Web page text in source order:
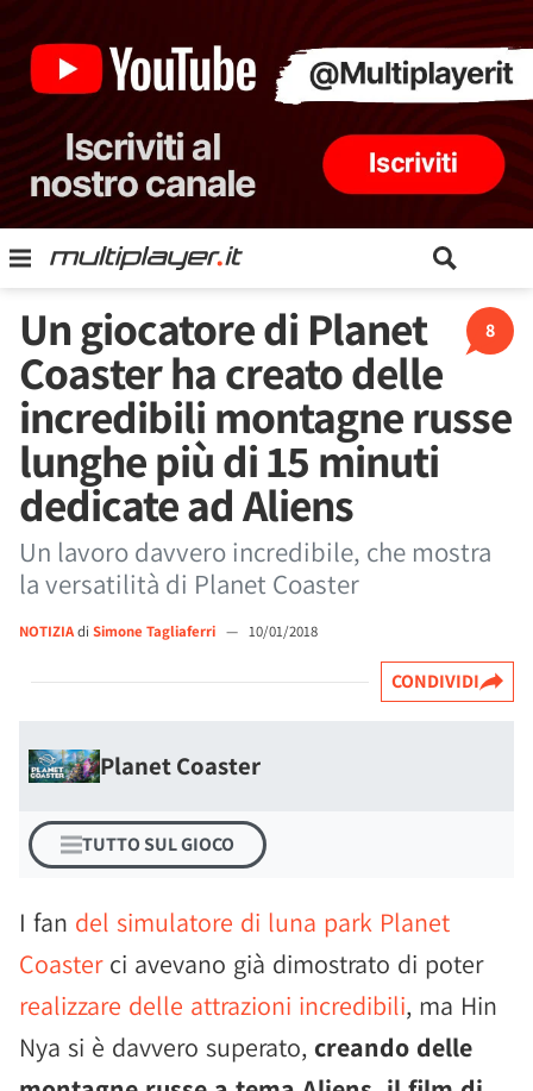
8
Un giocatore di Planet
Coaster ha creato delle
incredibili montagne russe
lunghe più di 15 minuti
dedicate ad Aliens
Un lavoro davvero incredibile, che mostra
la versatilità di Planet Coaster
NOTIZIAdi Simone Tagliaferri — 10/01/2018
CONDIVIDI
Planet Coaster
TUTTO SUL GIOCO
I fan del simulatore di luna park Planet
Coasterci avevano già dimostrato di poter
realizzare delle attrazioni incredibili, ma Hin
Nya si è davvero superato, creando delle